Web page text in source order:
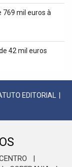
769 mil euros à
42 mil euros
EDITORIAL